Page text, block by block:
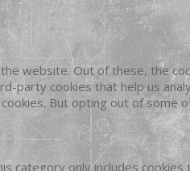
website. Out of these, the
party cookies that help us
But opting out of some
only includes